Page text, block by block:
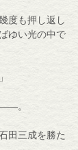
度も押し返し
ゆい光の中で
。
田三成を勝た